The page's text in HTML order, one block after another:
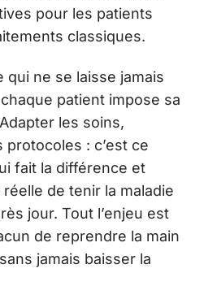
pour les patients
classiques.
qui ne se laisse jamais
patient impose sa
les soins,
: c’est ce
fait la différence et
de tenir la maladie
jour. Tout l’enjeu est
de reprendre la main
jamais baisser la